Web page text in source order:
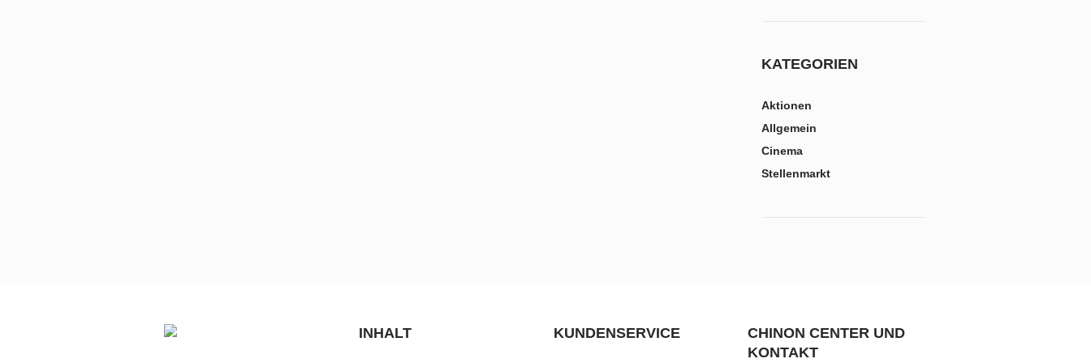
KATEGORIEN
Aktionen
Allgemein
Cinema
Stellenmarkt
INHALT KUNDENSERVICE
CHINON CENTER UND
KONTAKT